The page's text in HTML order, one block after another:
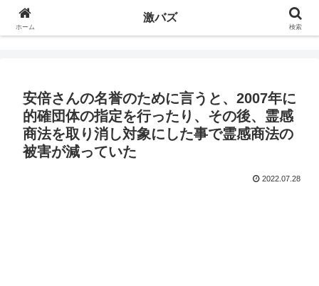
安倍さんの名誉のために言うと、2007年に
的確団体の指定を行ったり、その後、霊感
商法を取り消し対象にした事で霊感商法の
被害が減っていた
2022.07.28
ホーム
激バズ
検索